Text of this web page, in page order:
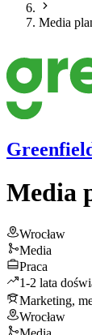
Media
Media
Wrocław
Media
Praca
1-2 lata
Marketing,
Wrocław